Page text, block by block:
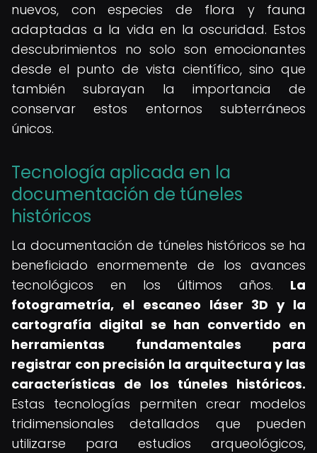
nuevos, con especies de flora y fauna
adaptadas a la vida en la oscuridad. Estos
descubrimientos no solo son emocionantes
desde el punto de vista científico, sino que
también subrayan la importancia de
conservar estos entornos subterráneos
únicos.
Tecnología aplicada en la
documentación de túneles
históricos
La documentación de túneles históricos se ha
beneficiado enormemente de los avances
tecnológicos en los últimos años. La
fotogrametría, el escaneo láser 3D y la
cartografía digital se han convertido en
herramientas fundamentales para
registrar con precisión la arquitectura y las
características de los túneles históricos.
Estas tecnologías permiten crear modelos
tridimensionales detallados que pueden
utilizarse para estudios arqueológicos,